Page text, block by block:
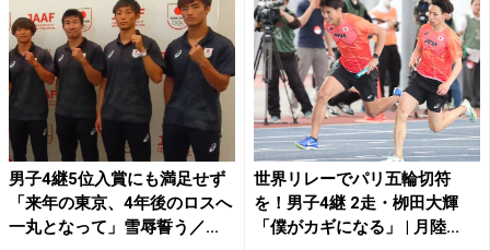
男子4継5位入賞にも満足せず
「来年の東京、4年後のロスへ
一丸となって」雪辱誓う／...
世界リレーでパリ五輪切符
を！男子4継 2走・栁田大輝
「僕がカギになる」 | 月陸...